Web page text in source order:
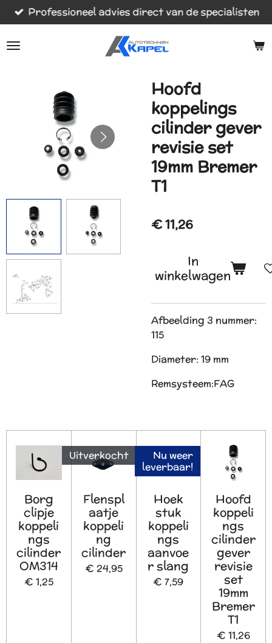
Ga
direct
naar
Professioneel advies direct van de specialisten
Hoofd
koppelings
cilinder gever
revisie set
19mm Bremer
T1
€ 11,26
In
winkelwagen
Afbeelding 3 nummer:
115
Diameter: 19 mm
Remsysteem:FAG
Borg
clipje
koppeli
ngs
cilinder
OM314
€ 1,25
Uitverkocht
Flenspl
aatje
koppeli
ng
cilinder
€ 24,95
Nu weer
leverbaar!
Hoek
stuk
koppeli
ngs
aanvoe
r slang
€ 7,59
Hoofd
koppeli
ngs
cilinder
gever
revisie
set
19mm
Bremer
T1
€ 11,26